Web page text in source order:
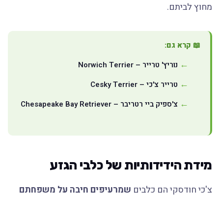
מחוץ לביתם.
📖 קרא גם:
נוריץ' טרייר – Norwich Terrier
טרייר צ'כי – Cesky Terrier
צ'ספיק ביי רטריבר – Chesapeake Bay Retriever
מידת הידידותיות של כלבי הגזע
צ'כי חודסקי הם כלבים שמרעיפים חיבה על משפחתם